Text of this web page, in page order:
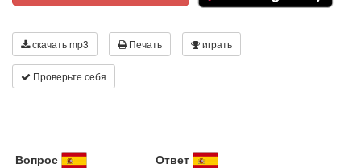
скачать mp3 Печать играть
Проверьте себя
Вопрос Ответ